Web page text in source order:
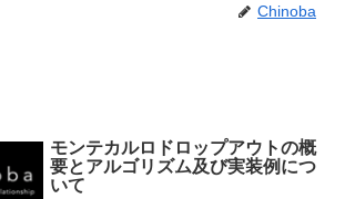
Chinoba
モンテカルロドロップアウトの概
要とアルゴリズム及び実装例につ
いて